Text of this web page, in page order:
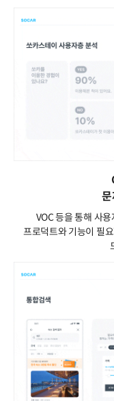
문
VOC 등을 통해 사
프로덕트와 기능이 필